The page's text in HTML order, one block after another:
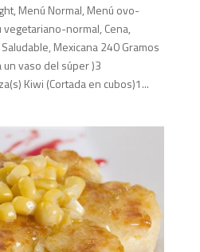
Menú Normal, Menú ovo-
normal, Cena,
Mexicana 240 Gramos
un vaso del súper )3
Kiwi (Cortada en cubos)1...